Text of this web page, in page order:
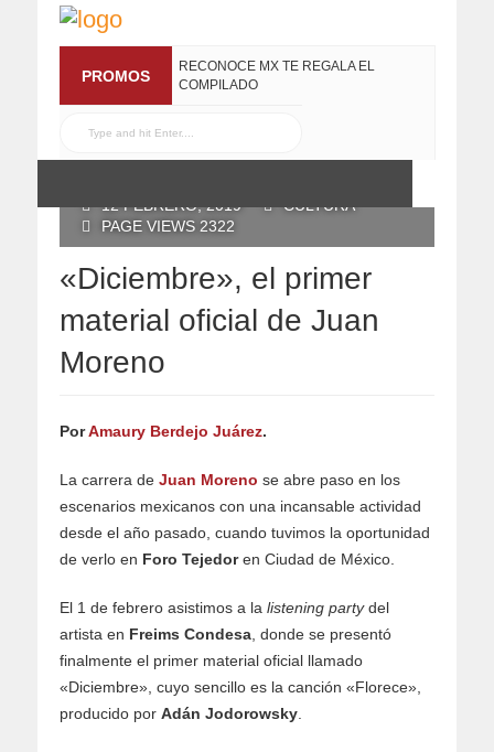
PROMOS
RECONOCE MX TE REGALA EL
COMPILADO
12 FEBRERO, 2019
CULTURA
PAGE VIEWS 2322
«Diciembre», el primer
material oficial de Juan
Moreno
PorAmaury Berdejo Juárez.
La carrera de Juan Moreno se abre paso en los
escenarios mexicanos con una incansable actividad
desde el año pasado, cuando tuvimos la oportunidad
de verlo en Foro Tejedoren Ciudad de México.
El 1 de febrero asistimos a la listening partydel
artista en Freims Condesa , donde se presentó
finalmente el primer material oficial llamado
«Diciembre», cuyo sencillo es la canción «Florece»,
producido por Adán Jodorowsky